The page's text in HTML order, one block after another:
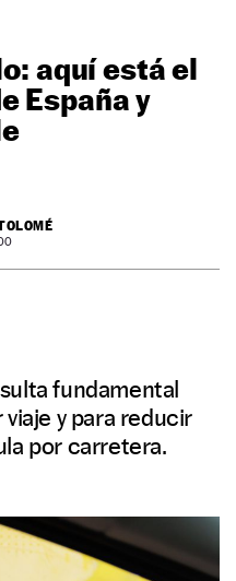
aquí está el
España y
fundamental
y para reducir
por carretera.